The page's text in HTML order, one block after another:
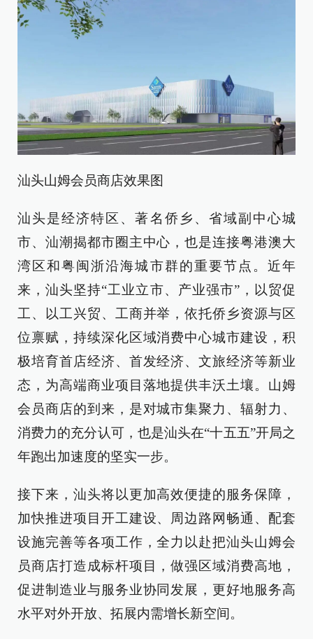
汕头山姆会员商店效果图
汕头是经济特区、著名侨乡、省域副中心城
市、汕潮揭都市圈主中心，也是连接粤港澳大
湾区和粤闽浙沿海城市群的重要节点。近年
来，汕头坚持“工业立市、产业强市”，以贸促
工、以工兴贸、工商并举，依托侨乡资源与区
位禀赋，持续深化区域消费中心城市建设，积
极培育首店经济、首发经济、文旅经济等新业
态，为高端商业项目落地提供丰沃土壤。山姆
会员商店的到来，是对城市集聚力、辐射力、
消费力的充分认可，也是汕头在“十五五”开局之
年跑出加速度的坚实一步。
接下来，汕头将以更加高效便捷的服务保障，
加快推进项目开工建设、周边路网畅通、配套
设施完善等各项工作，全力以赴把汕头山姆会
员商店打造成标杆项目，做强区域消费高地，
促进制造业与服务业协同发展，更好地服务高
水平对外开放、拓展内需增长新空间。